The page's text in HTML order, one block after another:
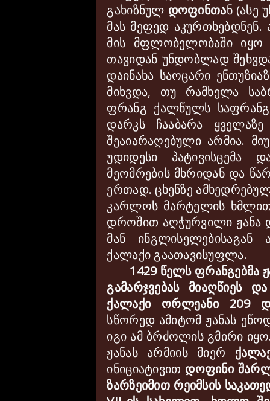
გახიზნულ დოფინთან (ასე
მას მეფედ
მის მფლობელობაში
თავიდან უნდობლადშ
დაინახა საოცარი
მიხვდა, თუ რამხელა
ფრანგ ქალწულს
დარკს ჩააბარა
შეაიარაღებული არმია.
უდიდესი პატივისცემა
მეომრების მხრიდან და
ერთად. ცხენზე
კარლოს მარტელის ხმლით
დროშით აღჭურვილი ჟანა
მან
ქალაქი გაათავისუფლა.
1429 წელს ფრანგებმა
გამარჯვებას მიაღწიეს
ქალაქი ორლეანი 209
სწორედ ამიტომ ჟანას
იგი ამ ბრძოლის გმირი
ჟანას არმიის მიერ
ინიციატივით დოფინი
ზარზეიმით რეიმსის